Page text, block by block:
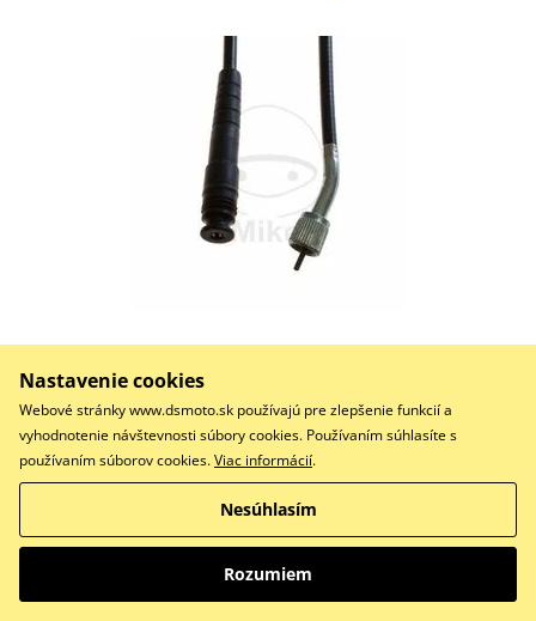
7,16 €
Do košíka
Náhon tachometru
Nastavenie cookies
Webové stránky www.dsmoto.sk používajú pre zlepšenie funkcií a
vyhodnotenie návštevnosti súbory cookies. Používaním súhlasíte s
používaním súborov cookies.Viac informácií.
Nesúhlasím
Rozumiem